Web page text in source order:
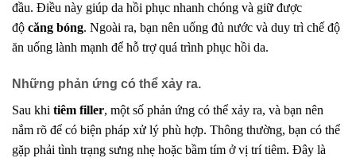
đầu. Điều này giúp da hồi phục nhanh chóng và giữ được
độ căng bóng. Ngoài ra, bạn nên uống đủ nước và duy trì chế độ
ăn uống lành mạnh để hỗ trợ quá trình phục hồi da.
Những phản ứng có thể xảy ra.
Sau khi tiêm filler, một số phản ứng có thể xảy ra, và bạn nên
nắm rõ để có biện pháp xử lý phù hợp. Thông thường, bạn có thể
gặp phải tình trạng sưng nhẹ hoặc bầm tím ở vị trí tiêm. Đây là